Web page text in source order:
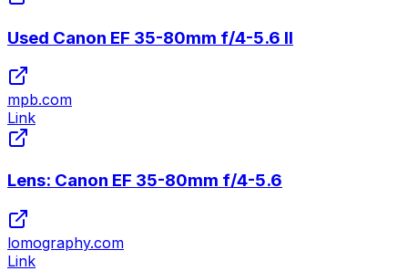
Used Canon EF 35-80mm f/4-5.6 II
mpb.com
Link
Lens: Canon EF 35-80mm f/4-5.6
lomography.com
Link